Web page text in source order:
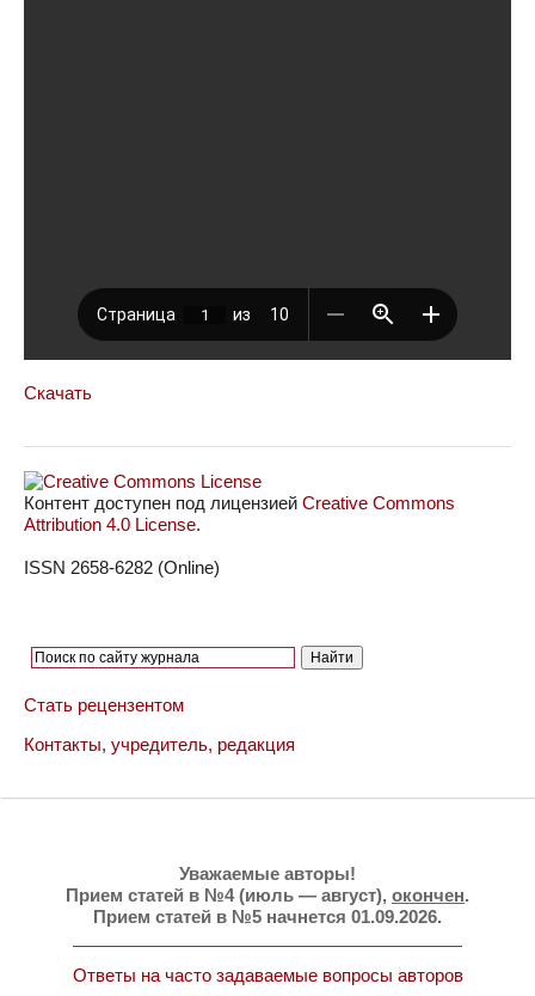
Скачать
Контент доступен под лицензией Creative Commons
Attribution 4.0 License.
ISSN 2658-6282 (Online)
Стать рецензентом
Контакты, учредитель, редакция
Уважаемые авторы!
Прием статей в №4 (июль — август), окончен.
Прием статей в №5 начнется 01.09.2026.
Ответы на часто задаваемые вопросы авторов